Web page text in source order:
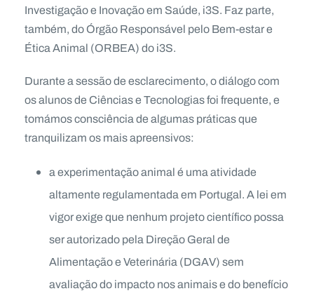
Investigação e Inovação em Saúde, i3S. Faz parte,
também, do Órgão Responsável pelo Bem-estar e
Ética Animal (ORBEA) do i3S.
Durante a sessão de esclarecimento, o diálogo com
os alunos de Ciências e Tecnologias foi frequente, e
tomámos consciência de algumas práticas que
tranquilizam os mais apreensivos:
a experimentação animal é uma atividade
altamente regulamentada em Portugal. A lei em
vigor exige que nenhum projeto científico possa
ser autorizado pela Direção Geral de
Alimentação e Veterinária (DGAV) sem
avaliação do impacto nos animais e do benefício